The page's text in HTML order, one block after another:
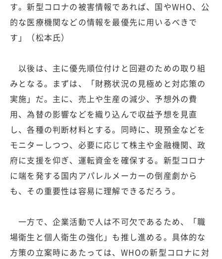
す。新型コロナの被害情報であれば、国やWHO、公
的な医療機関などの情報を最優先に用いるべきで
す」（松本氏）
以後は、主に優先順位付けと回避のための取り組
みとなる。まずは、「財務状況の見極めと対応策の
実施」だ。主に、売上や生産の減少、予想外の費
用、為替の影響などを織り込んで収益予想を見直
し、各種の判断材料とする。同時に、現預金などを
モニターしつつ、必要に応じて株主や金融機関、政
府に支援を仰ぎ、運転資金を確保する。新型コロナ
に端を発する国内アパレルメーカーの倒産劇から
も、その重要性は容易に理解できるだろう。
一方で、企業活動で人は不可欠であるため、「職
場衛生と個人衛生の強化」も推し進める。具体的な
方策の立案時にあたっては、WHOの新型コロナに対